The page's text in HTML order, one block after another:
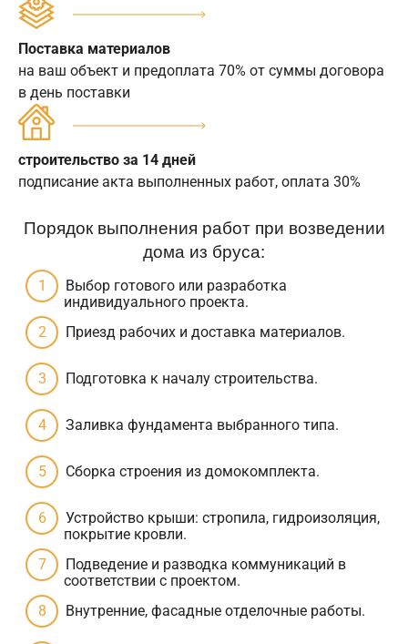
Поставка материалов
на ваш объект и предоплата 70% от суммы договора
в день поставки
строительство за 14 дней
подписание акта выполненных работ, оплата 30%
Порядок выполнения работ при возведении
дома из бруса:
Выбор готового или разработка
индивидуального проекта.
Приезд рабочих и доставка материалов.
Подготовка к началу строительства.
Заливка фундамента выбранного типа.
Сборка строения из домокомплекта.
Устройство крыши: стропила, гидроизоляция,
покрытие кровли.
Подведение и разводка коммуникаций в
соответствии с проектом.
Внутренние, фасадные отделочные работы.